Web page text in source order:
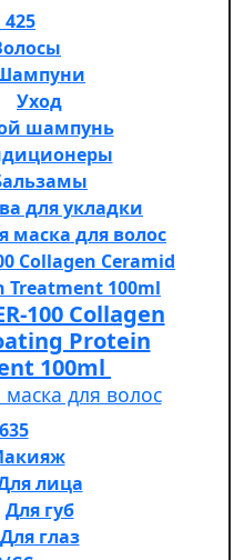
425
Уход
шампунь
для укладки
100 Collagen
Protein
100ml
для волос
635
лица
Для губ
Для глаз